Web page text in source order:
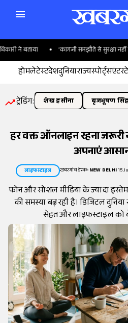
ने बताया 'कागजी समझौते से सुरक्षा नहीं
होमलेटेस्टदेशदुनियाराज्यस्पोर्ट्स
ट्रेंडिंग: शेख हसीना बृजभूषण सिंह
हर वक्त ऑनलाइन रहना जरूरी
अपनाएं
लाइफस्टाइल खबरगांव डेस्क•NEW DELHI15
फोन और सोशल मीडिया के ज्यादा
की समस्या बढ़ रही है। डिजिटल
सेहत और लाइफस्टाइल को